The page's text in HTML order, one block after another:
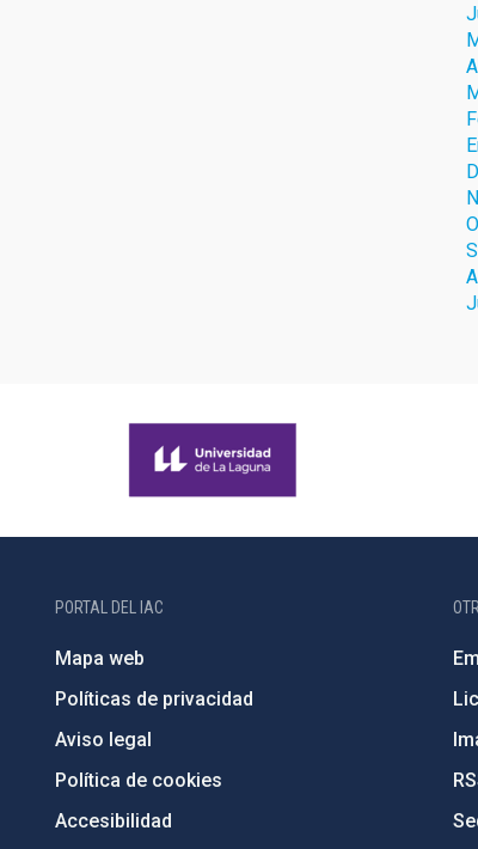
PORTAL DEL IAC
Mapa web
Políticas de privacidad
Aviso legal
Política de cookies
Accesibilidad